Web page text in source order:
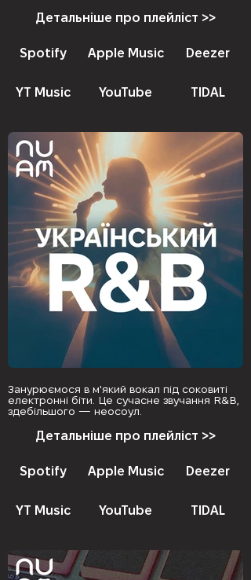
Детальніше про плейліст >>
Spotify Apple Music Deezer
YT Music YouTube TIDAL
Занурюємося в м'який вокал під соковиті
електронні біти. Це сучасне звучання R&B,
здебільшого — неосоул.
Детальніше про плейліст >>
Spotify Apple Music Deezer
YT Music YouTube TIDAL